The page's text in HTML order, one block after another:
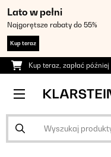
Lato w pełni
Najgorętsze rabaty do 55%
Kup teraz
Kup teraz, zapłać później